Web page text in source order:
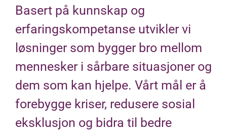
Basert på kunnskap og
erfaringskompetanse utvikler vi
løsninger som bygger bro mellom
mennesker i sårbare situasjoner og
dem som kan hjelpe. Vårt mål er å
forebygge kriser, redusere sosial
eksklusjon og bidra til bedre